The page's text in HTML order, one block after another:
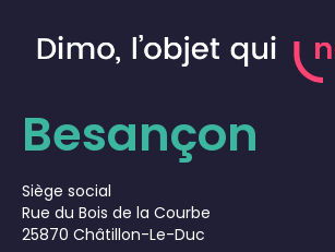
Besançon
Siège social
Rue du Bois de la Courbe
25870 Châtillon-Le-Duc